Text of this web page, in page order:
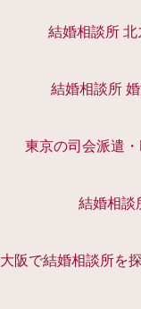
結婚相談所 北
結婚相談所
東京の司会派遣
結婚相談
大阪で結婚相談所を